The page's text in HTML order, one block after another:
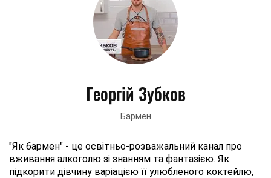
Георгій Зубков
Бармен
"Як бармен" - це освітньо-розважальний канал про
вживання алкоголю зі знанням та фантазією. Як
підкорити дівчину варіацією її улюбленого коктейлю,